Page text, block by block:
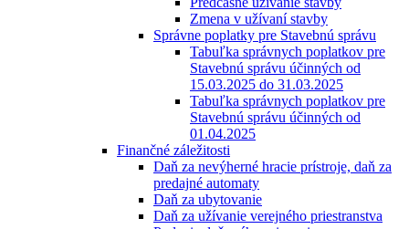
Zmena v užívaní stavby
Správne poplatky pre Stavebnú správu
Tabuľka správnych poplatkov pre
Stavebnú správu účinných od
15.03.2025 do 31.03.2025
Tabuľka správnych poplatkov pre
Stavebnú správu účinných od
01.04.2025
Finančné záležitosti
Daň za nevýherné hracie prístroje, daň za
predajné automaty
Daň za ubytovanie
Daň za užívanie verejného priestranstva